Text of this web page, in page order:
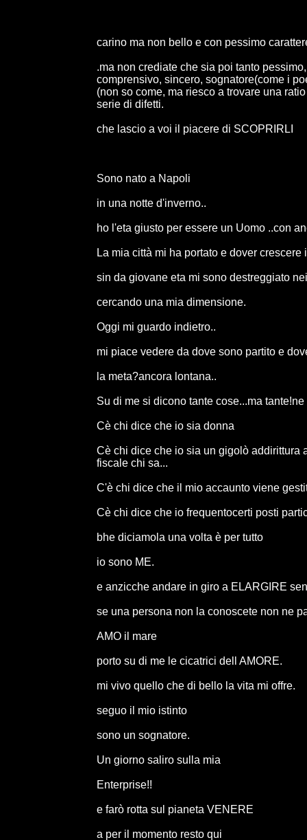
carino ma non bello e con pessimo
.ma non crediate che sia poi tanto
comprensivo, sincero, sognatore(come i
(non so come, ma riesco a trovare una
serie di difetti.
che lascio a voi il piacere di SCOPRIRLI
Sono nato a Napoli
in una notte d'inverno..
ho l'eta giusto per essere un Uomo ..con
La mia città mi ha portato e dover crescere
sin da giovane eta mi sono destreggiato
cercando una mia dimensione.
Oggi mi guardo indietro..
mi piace vedere da dove sono partito e
la meta?ancora lontana..
Su di me si dicono tante cose...ma
Cè chi dice che io sia donna
Cè chi dice che io sia un gigolò addirittura
fiscale chi sa...
C'è chi dice che il mio accaunto viene
Cè chi dice che io frequentocerti posti
bhe diciamola una volta è per tutto
io sono ME.
e anzicche andare in giro a ELARGIRE
se una persona non la conoscete non ne
AMO il mare
porto su di me le cicatrici dell AMORE.
mi vivo quello che di bello la vita mi offre.
seguo il mio istinto
sono un sognatore.
Un giorno saliro sulla mia
Enterprise!!
e farò rotta sul pianeta VENERE
a per il momento resto qui